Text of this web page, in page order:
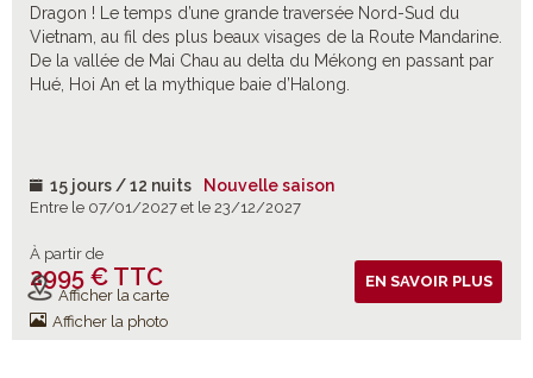
Dragon ! Le temps d’une grande traversée Nord-Sud du
Vietnam, au fil des plus beaux visages de la Route Mandarine.
De la vallée de Mai Chau au delta du Mékong en passant par
Hué, Hoi An et la mythique baie d’Halong.
15 jours / 12 nuits Nouvelle saison
Entre le 07/01/2027 et le 23/12/2027
À partir de
2995 € TTC
Vols inclus
Afficher la carte
Afficher la photo
EN SAVOIR PLUS